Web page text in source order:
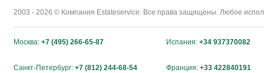
2003 - 2026 © Компания Estateservice. Все права защищены. Любое
Москва: +7 (495) 266-65-87 Испания: +34 937370082
Санкт-Петербург: +7 (812) 244-68-54 Франция: +33 422840191